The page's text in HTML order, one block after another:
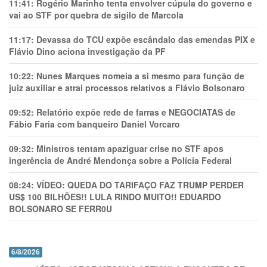
11:41: Rogério Marinho tenta envolver cúpula do governo e
vai ao STF por quebra de sigilo de Marcola
11:17: Devassa do TCU expõe escândalo das emendas PIX e
Flávio Dino aciona investigação da PF
10:22: Nunes Marques nomeia a si mesmo para função de
juiz auxiliar e atrai processos relativos a Flávio Bolsonaro
09:52: Relatório expõe rede de farras e NEGOCIATAS de
Fábio Faria com banqueiro Daniel Vorcaro
09:32: Ministros tentam apaziguar crise no STF apos
ingerência de André Mendonça sobre a Polícia Federal
08:24: VÍDEO: QUEDA DO TARIFAÇO FAZ TRUMP PERDER
US$ 100 BILHÕES!! LULA RINDO MUITO!! EDUARDO
BOLSONARO SE FERR0U
6/8/2026